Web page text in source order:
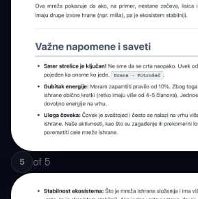
5 of 5